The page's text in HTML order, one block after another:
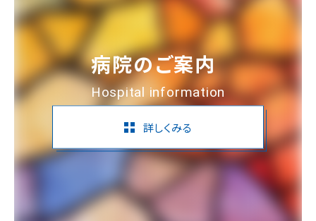
病院のご案内
Hospital information
詳しくみる